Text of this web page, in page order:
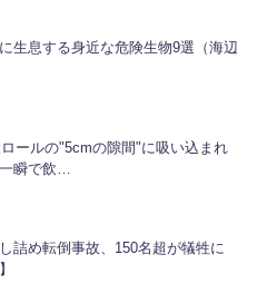
生息する身近な危険生物9選（海辺
ロールの"5cmの隙間"に吸い込まれ
瞬で飲…
詰め転倒事故、150名超が犠牲に